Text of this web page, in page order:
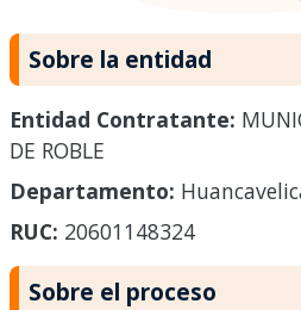
Sobre la entidad
Entidad Contratante:
DE ROBLE
Departamento:
RUC: 20601148324
Sobre el proceso